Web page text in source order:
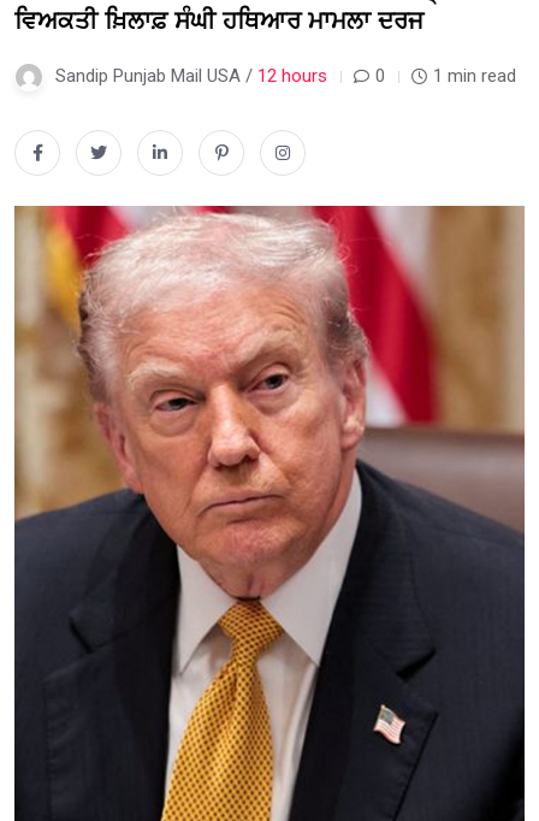
ਵਿਅਕਤੀ ਖ਼ਿਲਾਫ਼ ਸੰਘੀ ਹਥਿਆਰ ਮਾਮਲਾ ਦਰਜ
Sandip Punjab Mail USA / 12 hours 0 1 min read